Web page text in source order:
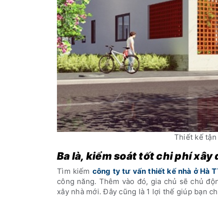
Thiết kế
Ba là, kiểm soát tốt chi phí xây
Tìm kiếm công ty tư vấn thiết kế nhà ở Hà
công năng. Thêm vào đó, gia chủ sẽ chủ
xây nhà mới. Đây cũng là 1 lợi thế giúp bạn